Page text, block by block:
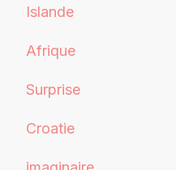
Islande
Afrique
Surprise
Croatie